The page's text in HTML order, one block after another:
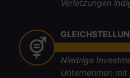
Verletzungen
Niedrige
Unternehmen